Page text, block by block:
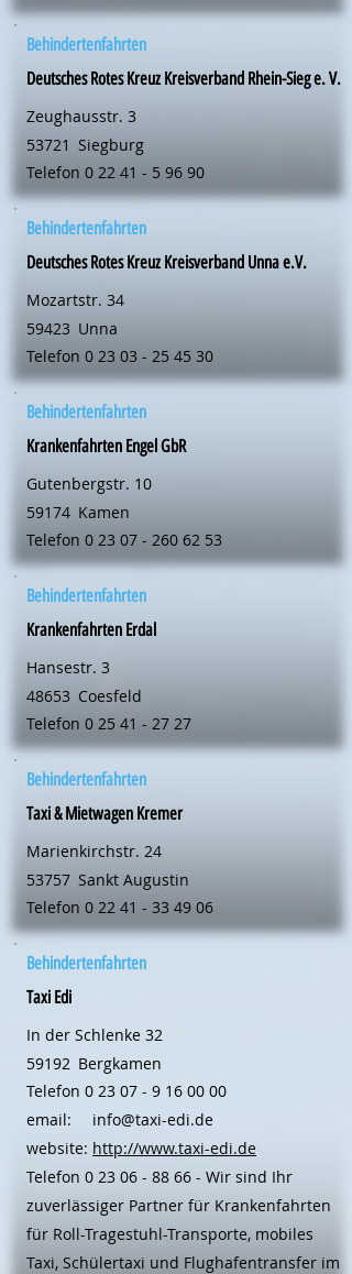
Behindertenfahrten
Deutsches Rotes Kreuz Kreisverband Rhein-Sieg e. V.
Zeughausstr. 3
53721 Siegburg
Telefon 0 22 41 - 5 96 90
Behindertenfahrten
Deutsches Rotes Kreuz Kreisverband Unna e.V.
Mozartstr. 34
59423 Unna
Telefon 0 23 03 - 25 45 30
Behindertenfahrten
Krankenfahrten Engel GbR
Gutenbergstr. 10
59174 Kamen
Telefon 0 23 07 - 260 62 53
Behindertenfahrten
Krankenfahrten Erdal
Hansestr. 3
48653 Coesfeld
Telefon 0 25 41 - 27 27
Behindertenfahrten
Taxi & Mietwagen Kremer
Marienkirchstr. 24
53757 Sankt Augustin
Telefon 0 22 41 - 33 49 06
Behindertenfahrten
Taxi Edi
In der Schlenke 32
59192 Bergkamen
Telefon 0 23 07 - 9 16 00 00
email:
website:
info@taxi-edi.de
http://www.taxi-edi.de
Telefon 0 23 06 - 88 66 - Wir sind Ihr
zuverlässiger Partner für Krankenfahrten
für Roll-Tragestuhl-Transporte, mobiles
Taxi, Schülertaxi und Flughafentransfer im